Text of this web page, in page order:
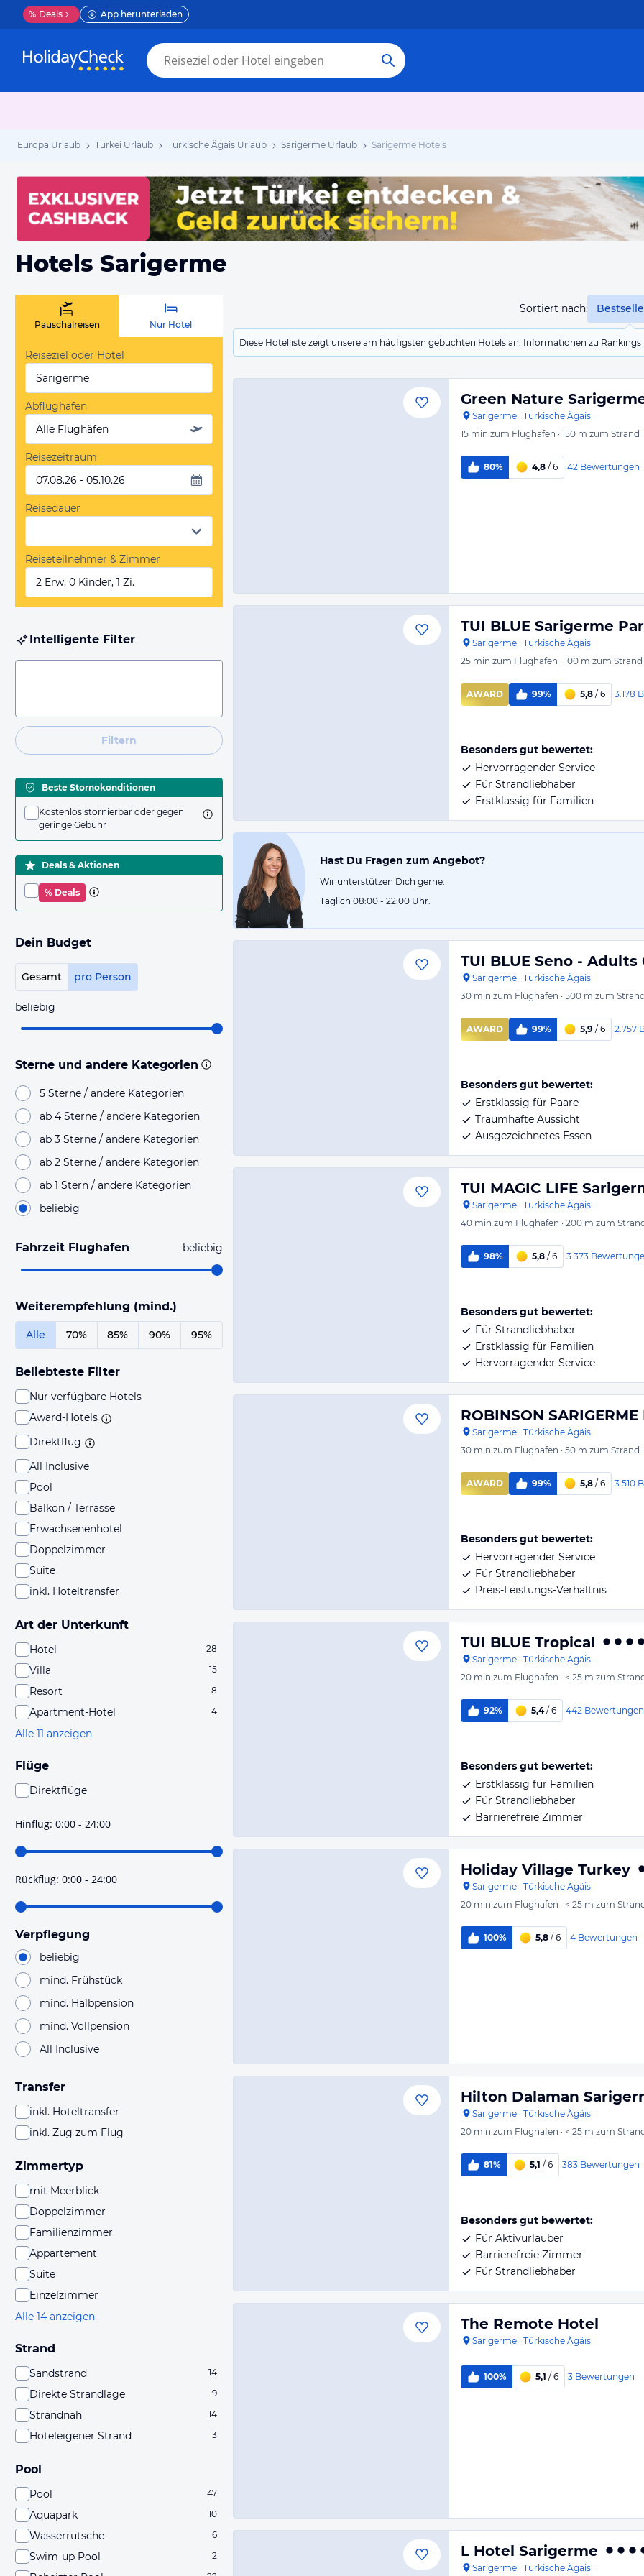
% Deals App herunterladen
Europa Urlaub Türkei Urlaub Türkische Ägäis Urlaub Sarigerme Urlaub Sarigerme Hotels
Hotels Sarigerme
Sortiert nach:
Diese Hotelliste zeigt unsere am häufigsten gebuchten Hotels an. Informationen zu
Pauschalreisen Nur Hotel
Reiseziel oder Hotel
Sarigerme
Abflughafen
Alle Flughäfen
Reisezeitraum
07.08.26 - 05.10.26
Reisedauer
Reiseteilnehmer & Zimmer
2 Erw, 0 Kinder, 1 Zi.
Intelligente Filter
Filtern
Beste Stornokonditionen
Kostenlos stornierbar oder gegen
geringe Gebühr
Deals & Aktionen
% Deals
Dein Budget
Gesamt pro Person
beliebig
Sterne und andere Kategorien
5 Sterne / andere Kategorien
ab 4 Sterne / andere Kategorien
ab 3 Sterne / andere Kategorien
ab 2 Sterne / andere Kategorien
ab 1 Stern / andere Kategorien
beliebig
Fahrzeit Flughafen beliebig
Weiterempfehlung (mind.)
Alle 70% 85% 90% 95%
Beliebteste Filter
Nur verfügbare Hotels
Award-Hotels
Direktflug
All Inclusive
Pool
Balkon / Terrasse
Erwachsenenhotel
Doppelzimmer
Suite
inkl. Hoteltransfer
Art der Unterkunft
Hotel 28
Villa 15
Resort 8
Apartment-Hotel 4
Alle 11 anzeigen
Flüge
Direktflüge
hoher Wahrscheinlichkeit Direktflüge sind. Bitte
prüfe vor der Buchung noch einmal die Flugdetails.
Hinflug: 0:00 - 24:00
Rückflug: 0:00 - 24:00
Verpflegung
beliebig
mind. Frühstück
mind. Halbpension
mind. Vollpension
All Inclusive
Transfer
inkl. Hoteltransfer
inkl. Zug zum Flug
Zimmertyp
mit Meerblick
Doppelzimmer
Familienzimmer
Appartement
Suite
Einzelzimmer
Alle 14 anzeigen
Strand
Sandstrand 14
Direkte Strandlage 9
Strandnah 14
Hoteleigener Strand 13
Pool
Pool 47
Aquapark 10
Wasserrutsche 6
Swim-up Pool 2
Green Nature
Sarigerme · Türkische Ägäis
15 min zum Flughafen · 150 m zum Strand
80% 4,8 / 6 42 Bewertungen
TUI BLUE Sarigerme
Sarigerme · Türkische Ägäis
25 min zum Flughafen · 100 m zum Strand
AWARD 99% 5,8 / 6 3.178
Besonders gut bewertet:
Hervorragender Service
Für Strandliebhaber
Erstklassig für Familien
Hast Du Fragen zum Angebot?
Wir unterstützen Dich gerne.
Täglich 08:00 - 22:00 Uhr.
TUI BLUE Seno - Adults
Sarigerme · Türkische Ägäis
30 min zum Flughafen · 500 m zum
AWARD 99% 5,9 / 6 2.757
Besonders gut bewertet:
Erstklassig für Paare
Traumhafte Aussicht
Ausgezeichnetes Essen
TUI MAGIC LIFE
Sarigerme · Türkische Ägäis
40 min zum Flughafen · 200 m zum
98% 5,8 / 6 3.373
Besonders gut bewertet:
Für Strandliebhaber
Erstklassig für Familien
Hervorragender Service
ROBINSON SARIGERME
Sarigerme · Türkische Ägäis
30 min zum Flughafen · 50 m zum Strand
AWARD 99% 5,8 / 6 3.510
Besonders gut bewertet:
Hervorragender Service
Für Strandliebhaber
Preis-Leistungs-Verhältnis
TUI BLUE Tropical
Sarigerme · Türkische Ägäis
20 min zum Flughafen · < 25 m zum
92% 5,4/ 6 442 Bewertungen
Besonders gut bewertet:
Erstklassig für Familien
Für Strandliebhaber
Barrierefreie Zimmer
Holiday Village Turkey
Sarigerme · Türkische Ägäis
20 min zum Flughafen · < 25 m zum
100% 5,8 / 6 4 Bewertungen
Hilton Dalaman
Sarigerme · Türkische Ägäis
20 min zum Flughafen · < 25 m zum
81% 5,1 / 6 383 Bewertungen
Besonders gut bewertet:
Für Aktivurlauber
Barrierefreie Zimmer
Für Strandliebhaber
The Remote Hotel
Sarigerme · Türkische Ägäis
100% 5,1 / 6 3 Bewertungen
L Hotel Sarigerme
Sarigerme · Türkische Ägäis